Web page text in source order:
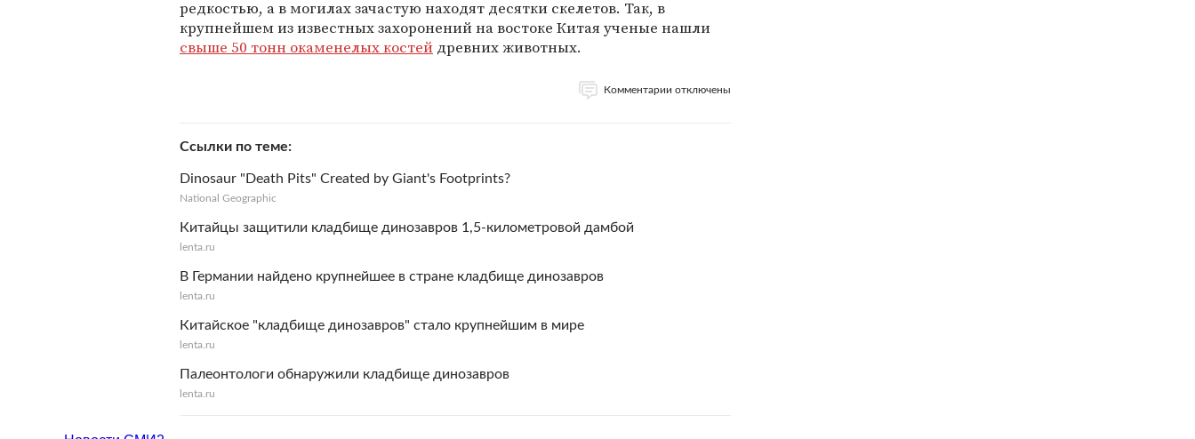
редкостью, а в могилах зачастую находят десятки скелетов. Так, в
крупнейшем из известных захоронений на востоке Китая ученые нашли
свыше 50 тонн окаменелых костей древних животных.
Комментарии отключены
Ссылки по теме
Dinosaur "Death Pits" Created by Giant's Footprints?
National Geographic
Китайцы защитили кладбище динозавров 1,5-километровой дамбой
lenta.ru
В Германии найдено крупнейшее в стране кладбище динозавров
lenta.ru
Китайское "кладбище динозавров" стало крупнейшим в мире
lenta.ru
Палеонтологи обнаружили кладбище динозавров
lenta.ru